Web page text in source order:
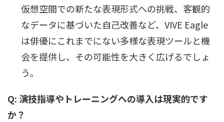
仮想空間での新たな表現形式への挑戦、客観的
なデータに基づいた自己改善など、VIVE Eagle
は俳優にこれまでにない多様な表現ツールと機
会を提供し、その可能性を大きく広げるでしょ
う。
Q: 演技指導やトレーニングへの導入は現実的です
か？